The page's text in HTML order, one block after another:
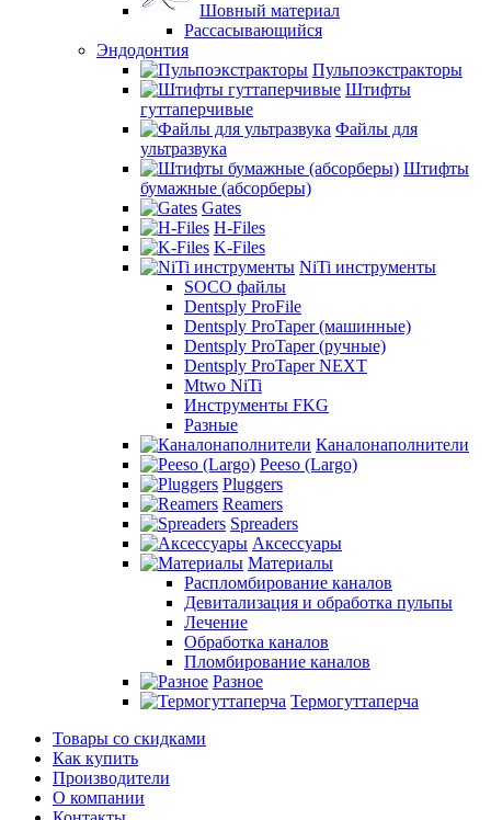
Шовный материал
Рассасывающийся
Эндодонтия
Пульпоэкстракторы
Штифты
гуттаперчивые
Файлы для
ультразвука
Штифты
бумажные (абсорберы)
Gates
H-Files
K-Files
NiTi инструменты
SOCO файлы
Dentsply ProFile
Dentsply ProTaper (машинные)
Dentsply ProTaper (ручные)
Dentsply ProTaper NEXT
Mtwo NiTi
Инструменты FKG
Разные
Каналонаполнители
Peeso (Largo)
Pluggers
Reamers
Spreaders
Аксессуары
Материалы
Распломбирование каналов
Девитализация и обработка пульпы
Лечение
Обработка каналов
Пломбирование каналов
Разное
Термогуттаперча
Товары со скидками
Как купить
Производители
О компании